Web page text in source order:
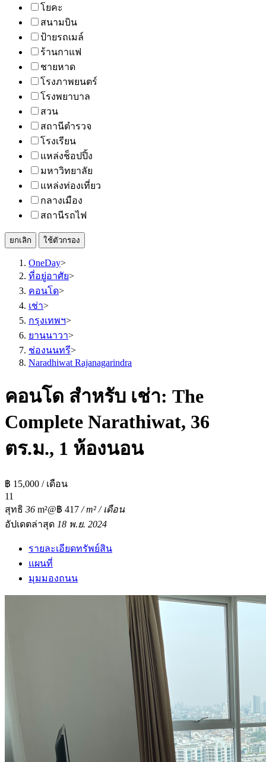
โยคะ
สนามบิน
ป้ายรถเมล์
ร้านกาแฟ
ชายหาด
โรงภาพยนตร์
โรงพยาบาล
สวน
สถานีตำรวจ
โรงเรียน
แหล่งช็อปปิ้ง
มหาวิทยาลัย
แหล่งท่องเที่ยว
กลางเมือง
สถานีรถไฟ
ยกเลิก ใช้ตัวกรอง
OneDay>
ที่อยู่อาศัย>
คอนโด>
เช่า>
กรุงเทพฯ>
ยานนาวา>
ช่องนนทรี>
Naradhiwat Rajanagarindra
คอนโด สำหรับ เช่า: The
Complete Narathiwat, 36
ตร.ม., 1 ห้องนอน
฿ 15,000 / เดือน
11
สุทธิ 36 m²@฿ 417 / m² / เดือน
อัปเดตล่าสุด 18 พ.ย. 2024
รายละเอียดทรัพย์สิน
แผนที่
มุมมองถนน